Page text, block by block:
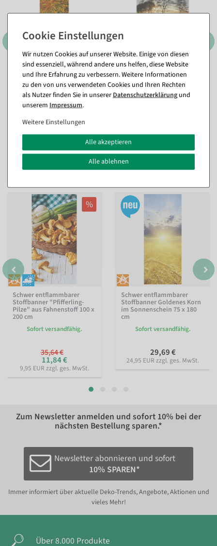
Passende Artikel zu diesem Produkt
(8)
%
Schwer entflammbarer
Stoffbanner "Pfifferling-
Pilze" aus Fahnenstoff 100 x
200 cm
Sofort versandfähig.
35,64 €
11,84 €
9,95 EUR zzgl. ges. MwSt.
Schwer entflammbarer
Stoffbanner Goldenes Korn
im Sonnenschein 75 x 180
cm
Sofort versandfähig.
29,69 €
24,95 EUR zzgl. ges. MwSt.
Zum Newsletter anmelden und sofort 10% bei der
nächsten Bestellung sparen.*
Newsletter abonnieren und sofort
10% SPAREN*
Immer informiert über aktuelle Deko-Trends, Angebote, Aktionen und
vieles Mehr!
Über 8.000 Produkte
Wir nutzen Cookies auf unserer Website. Einige von diesen
sind essenziell, während andere uns helfen, diese Website
und Ihre Erfahrung zu verbessern. Weitere Informationen
zu den von uns verwendeten Cookies und Ihren Rechten
als Nutzer finden Sie in unsererDaten­schutz­erklärung und
unserem Impressum.
Weitere Einstellungen
Alle akzeptieren
Alle ablehnen